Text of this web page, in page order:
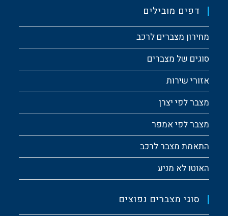
דפים מובילים
מחירון מצברים לרכב
סוגים של מצברים
אזורי שירות
מצבר לפי יצרן
מצבר לפי אמפר
התאמת מצבר לרכב
האוטו לא מניע
סוגי מצברים נפוצים